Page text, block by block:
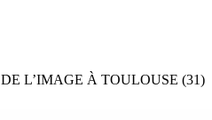
L’IMAGE À TOULOUSE (31)